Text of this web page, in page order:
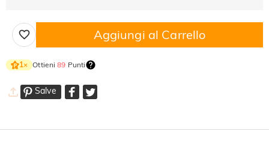
Aggiungi al Carrello
1× Ottieni89 Punti
Salve